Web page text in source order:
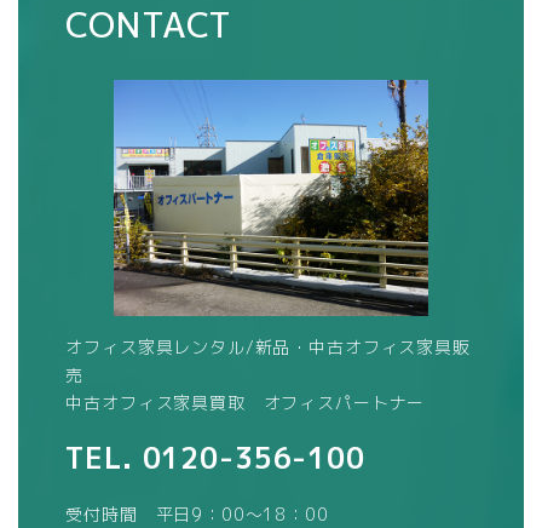
CONTACT
オフィス家具レンタル/新品・中古オフィス家具販
売
中古オフィス家具買取 オフィスパートナー
TEL. 0120-356-100
受付時間 平日9：00～18：00